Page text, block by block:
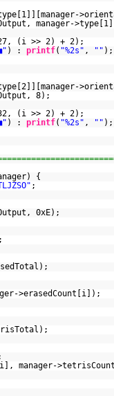
manager-
(i >> 2) + 2);
) : printf( "%2s" , "" );
8);
(i >> 2) + 2);
) : printf( "%2s" , "" );
{
;
0xE);
>erasedCount[i]);
manager-